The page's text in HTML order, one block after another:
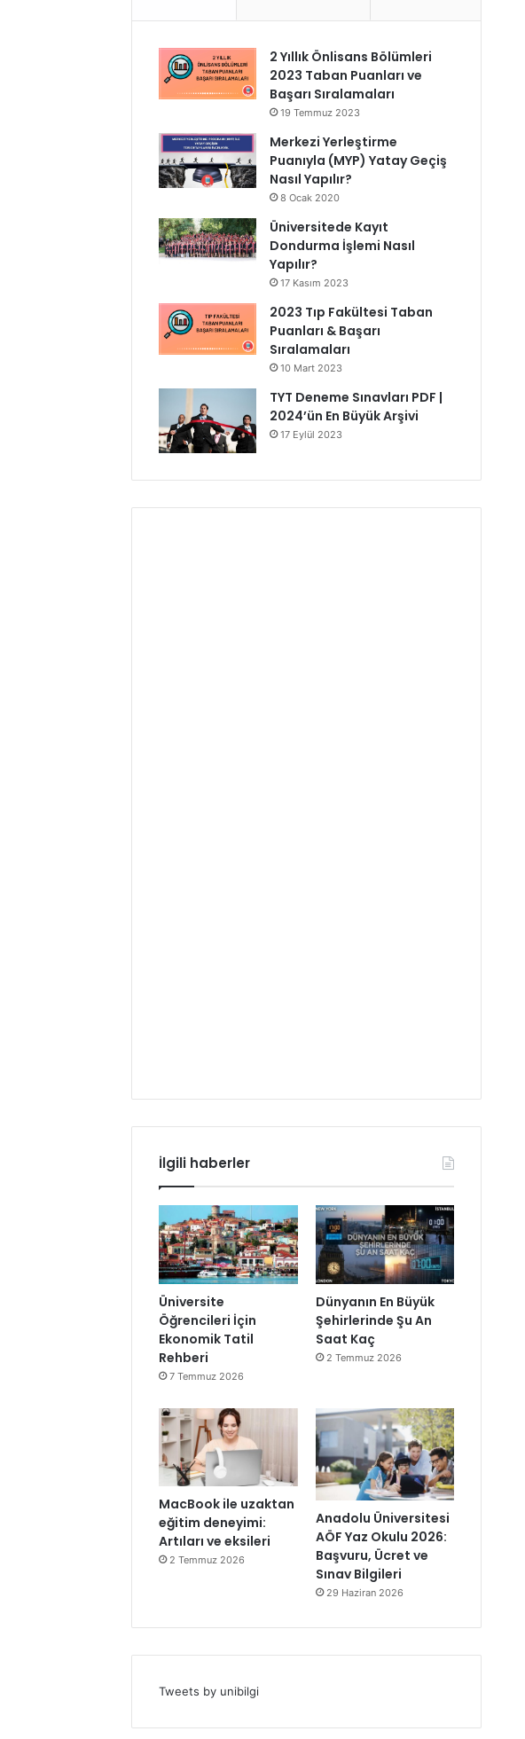
2 Yıllık Önlisans Bölümleri
2023 Taban Puanları ve
Başarı Sıralamaları
19 Temmuz 2023
Merkezi Yerleştirme
Puanıyla (MYP) Yatay Geçiş
Nasıl Yapılır?
8 Ocak 2020
Üniversitede Kayıt
Dondurma İşlemi Nasıl
Yapılır?
17 Kasım 2023
2023 Tıp Fakültesi Taban
Puanları & Başarı
Sıralamaları
10 Mart 2023
TYT Deneme Sınavları PDF |
2024’ün En Büyük Arşivi
17 Eylül 2023
İlgili haberler
Üniversite
Öğrencileri İçin
Ekonomik Tatil
Rehberi
7 Temmuz 2026
Dünyanın En Büyük
Şehirlerinde Şu An
Saat Kaç
2 Temmuz 2026
MacBook ile uzaktan
eğitim deneyimi:
Artıları ve eksileri
2 Temmuz 2026
Anadolu Üniversitesi
AÖF Yaz Okulu 2026:
Başvuru, Ücret ve
Sınav Bilgileri
29 Haziran 2026
Tweets by unibilgi